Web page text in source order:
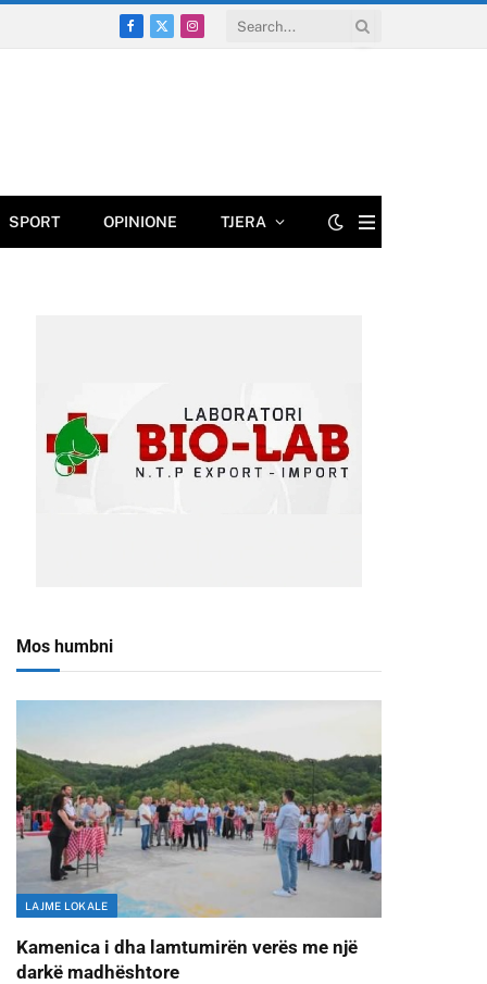
Facebook
X
Instagram
SPORT OPINIONE TJERA
Mos humbni
LAJME LOKALE
Kamenica i dha lamtumirën verës me një
darkë madhështore